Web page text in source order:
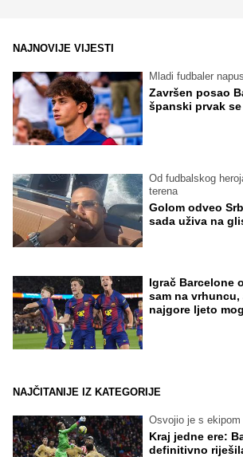
NAJNOVIJE VIJESTI
Mladi fudbaler
Završen posao
španski prvak
Od fudbalskog
terena
Golom odveo
sada uživa na
Igrač Barcelone
sam na
najgore ljeto
NAJČITANIJE IZ KATEGORIJE
Osvojio je s ekipom
Kraj jedne ere:
definitivno